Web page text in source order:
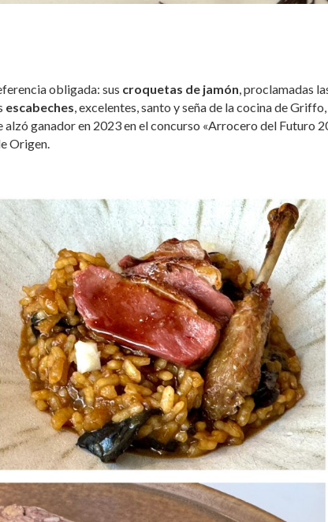
obligada: sus croquetas de jamón , proclamadas
escabeches , excelentes, santo y seña de la cocina de
alzó ganador en 2023 en el concurso «Arrocero del Futuro
Origen.